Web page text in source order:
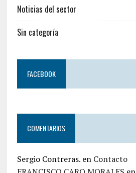
Noticias del sector
Sin categoría
FACEBOOK
COMENTARIOS
Sergio Contreras.en Contacto